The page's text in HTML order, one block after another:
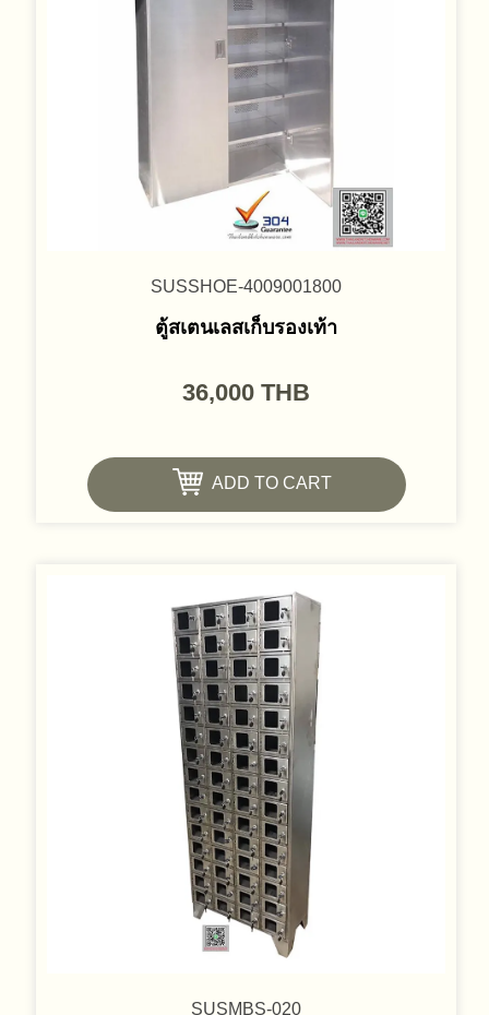
SUSSHOE-4009001800
ตู้สเตนเลสเก็บรองเท้า
36,000 THB
ADD TO CART
SUSMBS-020